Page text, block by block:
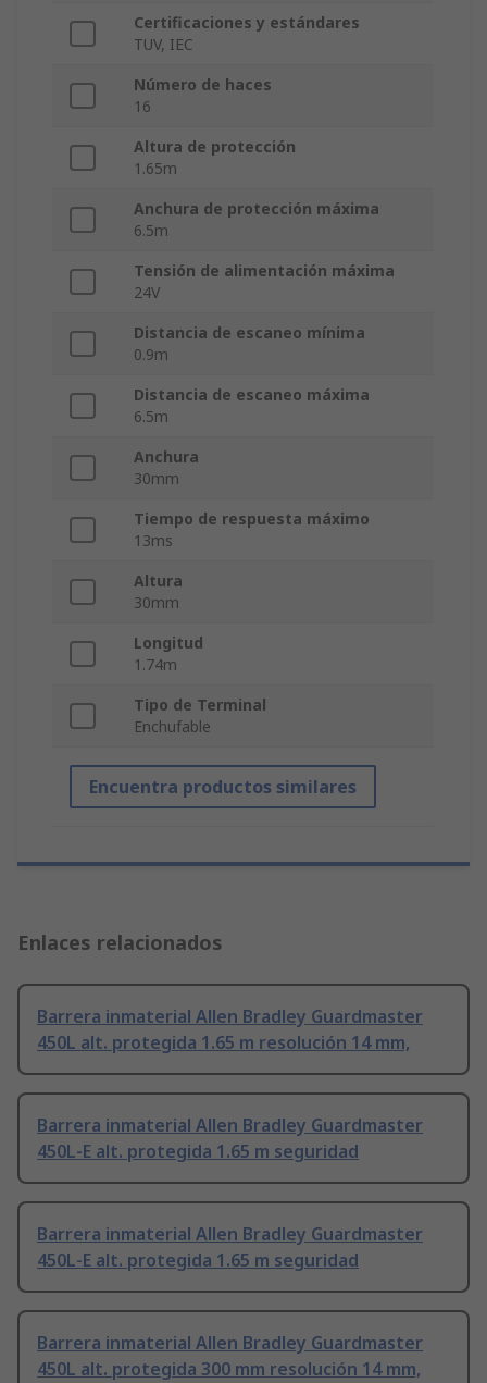
Certificaciones y estándares
TUV, IEC
Número de haces
16
Altura de protección
1.65m
Anchura de protección máxima
6.5m
Tensión de alimentación máxima
24V
Distancia de escaneo mínima
0.9m
Distancia de escaneo máxima
6.5m
Anchura
30mm
Tiempo de respuesta máximo
13ms
Altura
30mm
Longitud
1.74m
Tipo de Terminal
Enchufable
Encuentra productos similares
Enlaces relacionados
Barrera inmaterial Allen Bradley Guardmaster
450L alt. protegida 1.65 m resolución 14 mm,
Barrera inmaterial Allen Bradley Guardmaster
450L-E alt. protegida 1.65 m seguridad
Barrera inmaterial Allen Bradley Guardmaster
450L-E alt. protegida 1.65 m seguridad
Barrera inmaterial Allen Bradley Guardmaster
450L alt. protegida 300 mm resolución 14 mm,